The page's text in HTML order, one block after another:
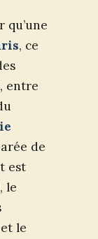
qu’une
, ce
entre
de
est
le
le